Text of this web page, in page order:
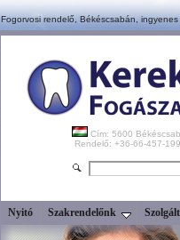
Fogorvosi rendelő, Békéscsabán,ingyenes
Cím: 5600
Rendelő: +36-66-457-
Nyitó Szakrendelőnk